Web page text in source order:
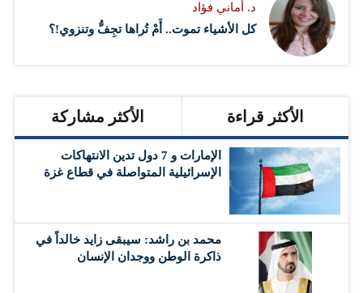
د. أماني فؤاد
كل الأشياء تموت.. أَمْ تُراها تجِفُّ وتنزوي!؟
الأكثر قراءة الأكثر مشاركة
الإمارات و 7 دول تدين الانتهاكات
الإسرائيلية المتواصلة في قطاع غزة
محمد بن راشد: سيبقى زايد خالداً في
ذاكرة الوطن ووجدان الإنسان